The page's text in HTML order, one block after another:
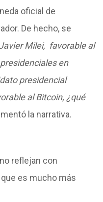
oficial de
De hecho, se
Milei, favorable al
en
presidencial
al Bitcoin, ¿qué
la narrativa.
reflejan con
es mucho más